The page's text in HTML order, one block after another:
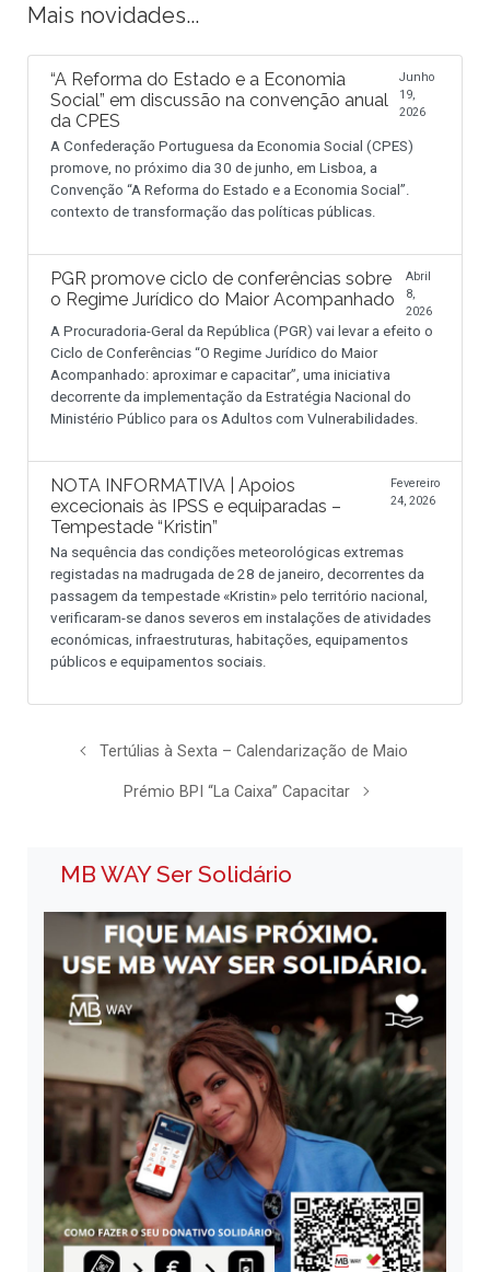
Mais novidades...
“A Reforma do Estado e a Economia
Social” em discussão na convenção anual
da CPES
Junho
19,
2026
A Confederação Portuguesa da Economia Social (CPES)
promove, no próximo dia 30 de junho, em Lisboa, a
Convenção “A Reforma do Estado e a Economia Social”.
contexto de transformação das políticas públicas.
PGR promove ciclo de conferências sobre
o Regime Jurídico do Maior Acompanhado
Abril
8,
2026
A Procuradoria-Geral da República (PGR) vai levar a efeito o
Ciclo de Conferências “O Regime Jurídico do Maior
Acompanhado: aproximar e capacitar”, uma iniciativa
decorrente da implementação da Estratégia Nacional do
Ministério Público para os Adultos com Vulnerabilidades.
NOTA INFORMATIVA | Apoios
excecionais às IPSS e equiparadas –
Tempestade “Kristin”
Fevereiro
24, 2026
Na sequência das condições meteorológicas extremas
registadas na madrugada de 28 de janeiro, decorrentes da
passagem da tempestade «Kristin» pelo território nacional,
verificaram-se danos severos em instalações de atividades
económicas, infraestruturas, habitações, equipamentos
públicos e equipamentos sociais.
Tertúlias à Sexta – Calendarização de Maio
Prémio BPI “La Caixa” Capacitar
MB WAY Ser Solidário